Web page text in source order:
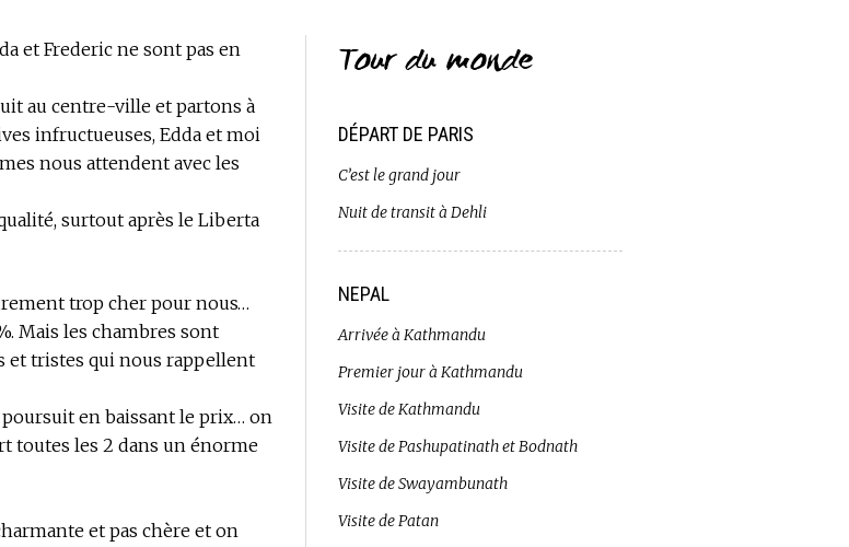
et Frederic ne sont pas en
au centre-ville et partons à
infructueuses, Edda et moi
nous attendent avec les
surtout après le Liberta
trop cher pour nous…
Mais les chambres sont
et tristes qui nous rappellent
poursuit en baissant le prix… on
toutes les 2 dans un énorme
et pas chère et on
Tour du monde
DÉPART DE PARIS
C’est le grand jour
Nuit de transit à Dehli
NEPAL
Arrivée à Kathmandu
Premier jour à Kathmandu
Visite de Kathmandu
Visite de Pashupatinath et Bodnath
Visite de Swayambunath
Visite de Patan